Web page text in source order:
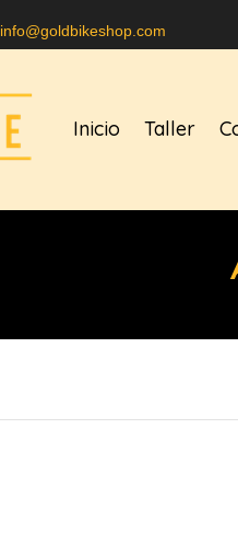
info@goldbikeshop.com
Inicio Taller